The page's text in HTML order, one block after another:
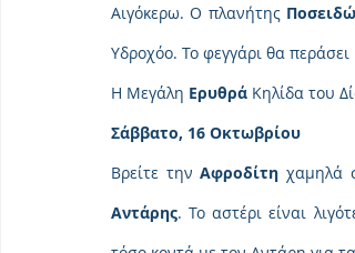
Αιγόκερω. Ο πλανήτης
Υδροχόο. Το φεγγάρι θα
Η Μεγάλη Ερυθρά Κηλίδα του
Σάββατο, 16 Οκτωβρίου
Βρείτε την Αφροδίτη
Αντάρης. Το αστέρι είναι